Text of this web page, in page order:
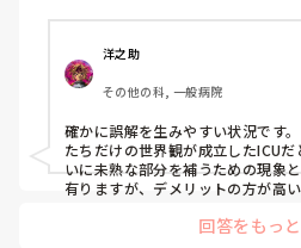
が近い人をプリみたいな感じで
にしながら入職しました。しかし
職は、ほったらかされて指導は、
～3年が多くICUにも関わらず役
見るというスタンスを取っており
載ではなく手が空いた方が記載す
者のケアが集中的にできない状況
な中3年目のNSとここ数日はペア
患者が転棟で来たり処置があると
洋之助
その他の科, 一般病院
確かに誤解を生みやすい状況です
たちだけの世界観が成立したICU
いに未熟な部分を補うための現象
有りますが、デメリットの方が高
事が大変な事と思います。リスク
回答をもっ